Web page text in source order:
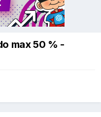
max 50 % -